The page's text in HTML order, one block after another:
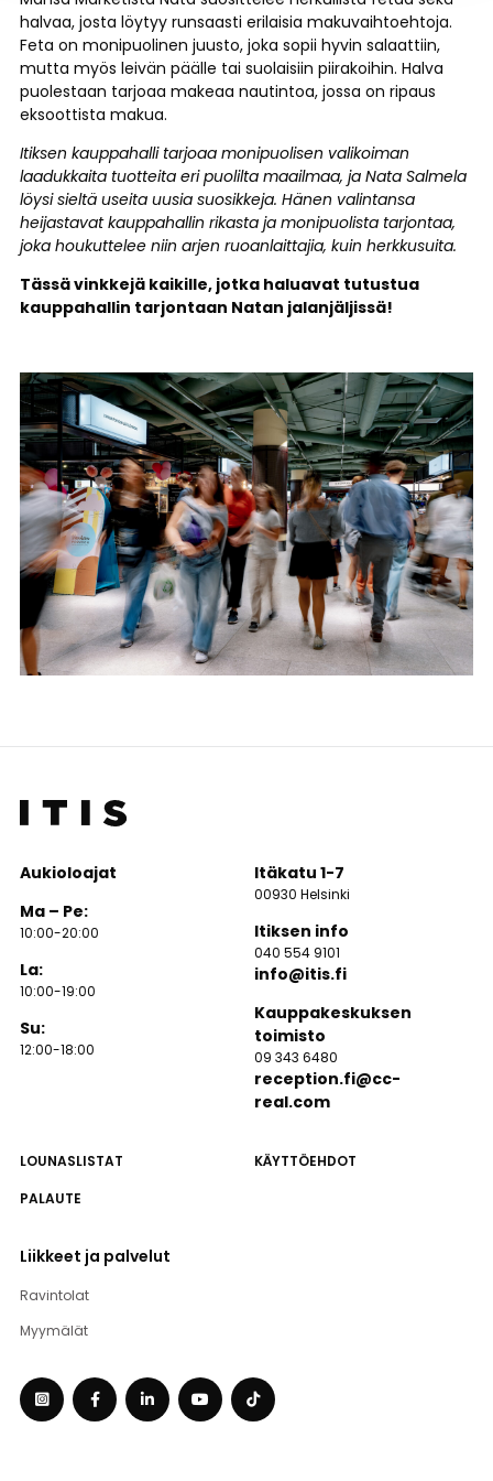
halvaa, josta löytyy runsaasti erilaisia makuvaihtoehtoja.
Feta on monipuolinen juusto, joka sopii hyvin salaattiin,
mutta myös leivän päälle tai suolaisiin piirakoihin. Halva
puolestaan tarjoaa makeaa nautintoa, jossa on ripaus
eksoottista makua.
Itiksen kauppahalli tarjoaa monipuolisen valikoiman
laadukkaita tuotteita eri puolilta maailmaa, ja Nata Salmela
löysi sieltä useita uusia suosikkeja. Hänen valintansa
heijastavat kauppahallin rikasta ja monipuolista tarjontaa,
joka houkuttelee niin arjen ruoanlaittajia, kuin herkkusuita.
Tässä vinkkejä kaikille, jotka haluavat tutustua
kauppahallin tarjontaan Natan jalanjäljissä!
LOUNASLISTAT
KÄYTTÖEHDOT
PALAUTE
Liikkeet ja palvelut
Ravintolat
Myymälät
Aukioloajat
Ma – Pe:
10:00-20:00
La:
10:00-19:00
Su:
12:00-18:00
Itäkatu 1-7
00930 Helsinki
Itiksen info
040 554 9101
info@itis.fi
Kauppakeskuksen
toimisto
09 343 6480
reception.fi@cc-
real.com